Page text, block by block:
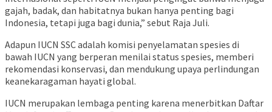
gajah, badak, dan habitatnya bukan hanya penting bagi
Indonesia, tetapi juga bagi dunia,” sebut Raja Juli.
Adapun IUCN SSC adalah komisi penyelamatan spesies di
bawah IUCN yang berperan menilai status spesies, memberi
rekomendasi konservasi, dan mendukung upaya perlindungan
keanekaragaman hayati global.
IUCN merupakan lembaga penting karena menerbitkan Daftar